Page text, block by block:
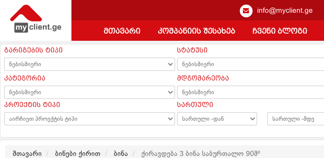
info@myclient.ge
მთავარი კომპანიის შესახებ ჩვენი ბლოგი
გარიგების ტიპი სტატუსი
კატეგორია მდგომარეობა
პროექტის ტიპი სართული
მთავარი ბინები ქირით ბინა ქირავდება 3 ბინა საბურთალო 90მ²